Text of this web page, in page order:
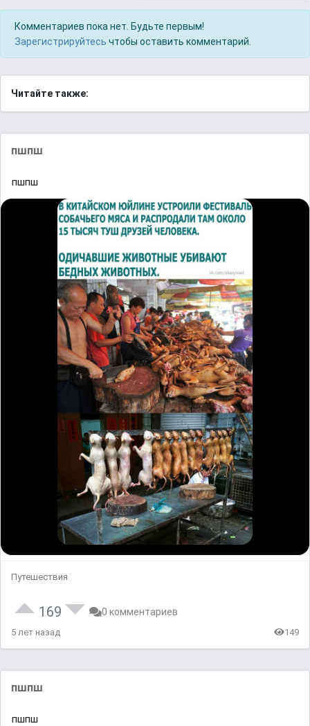
Комментариев пока нет. Будьте первым!
Зарегистрируйтесь чтобы оставить комментарий.
Читайте также:
пшпш
пшпш
Путешествия
169 0 комментариев
5 лет назад 149
пшпш
пшпш